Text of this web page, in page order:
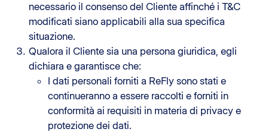
necessario il consenso del Cliente affinché i T&C
modificati siano applicabili alla sua specifica
situazione.
Qualora il Cliente sia una persona giuridica, egli
dichiara e garantisce che:
I dati personali forniti a ReFly sono stati e
continueranno a essere raccolti e forniti in
conformità ai requisiti in materia di privacy e
protezione dei dati.